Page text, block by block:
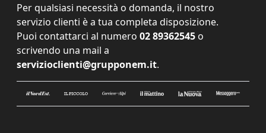
Per qualsiasi necessità o domanda, il nostro
servizio clienti è a tua completa disposizione.
Puoi contattarci al numero 02 89362545 o
scrivendo una mail a
servizioclienti@grupponem.it.